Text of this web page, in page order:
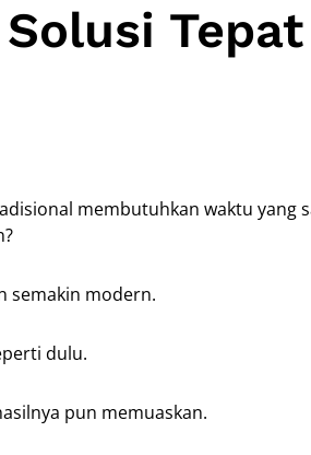
Tepat
membutuhkan waktu yang
semakin modern.
dulu.
pun memuaskan.